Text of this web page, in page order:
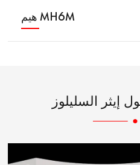
هيم MH6M
إيثر السليلوز